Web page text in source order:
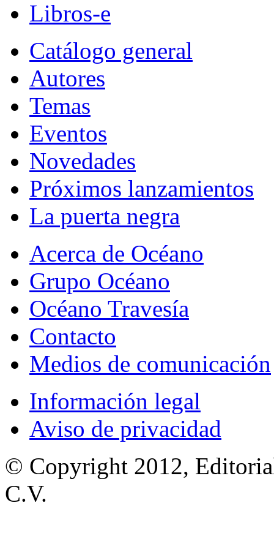
Libros-e
Catálogo general
Autores
Temas
Eventos
Novedades
Próximos lanzamientos
La puerta negra
Acerca de Océano
Grupo Océano
Océano Travesía
Contacto
Medios de comunicación
Información legal
Aviso de privacidad
© Copyright 2012,
C.V.